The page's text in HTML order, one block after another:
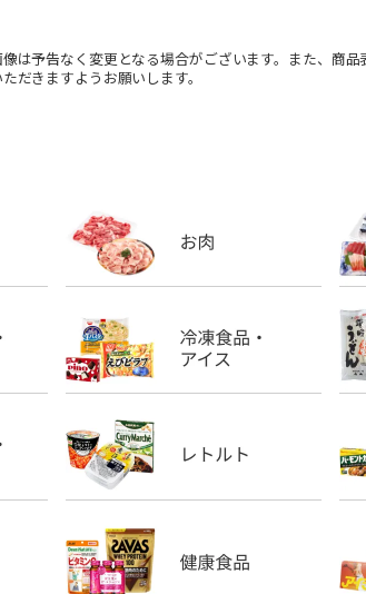
予告なく変更となる場合がございます。また、商品
だきますようお願いします。